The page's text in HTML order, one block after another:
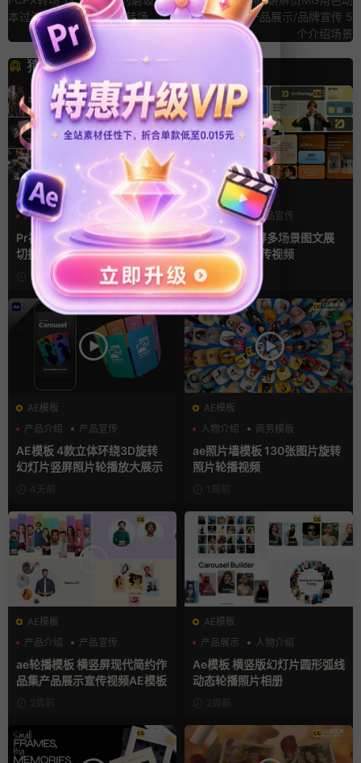
本过渡镜头切换finalcut转场
画公司介绍/产品展示/品牌宣传 5
个介绍场景
猜你喜欢
PR基本图形mogrt
PR基本图形
企业宣传模板
幻灯片
Pr视频模板 10款3D空间多屏
切换开场相册视频展示照片墙
pr模板
5小时前
AE模板
产品介绍
产品宣传
产品展示
AE模板 横竖屏多场景图文展
示排版产品宣传视频
3天前
AE模板
产品介绍
产品宣传
产品展示
AE模板 4款立体环绕3D旋转
幻灯片竖屏照片轮播放大展示
4天前
AE模板
人物介绍
商务模板
幻灯片
ae照片墙模板 130张图片旋转
照片轮播视频
1周前
AE模板
产品介绍
产品宣传
产品展示
ae轮播模板 横竖屏现代简约作
品集产品展示宣传视频AE模板
2周前
AE模板
产品展示
人物介绍
团队介绍
Ae模板 横竖版幻灯片圆形弧线
动态轮播照片相册
2周前